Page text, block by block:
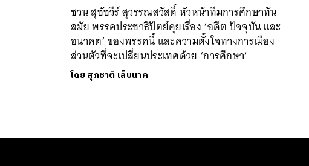
ชวน สุชัชวีร์ สุวรรณสวัสดิ์ หัวหน้าทีมการศึกษาทัน
สมัย พรรคประชาธิปัตย์คุยเรื่อง ‘อดีต ปัจจุบัน และ
อนาคต’ ของพรรคนี้ และความตั้งใจทางการเมือง
ส่วนตัวที่จะเปลี่ยนประเทศด้วย ‘การศึกษา’
โดย สุภชาติ เล็บนาค